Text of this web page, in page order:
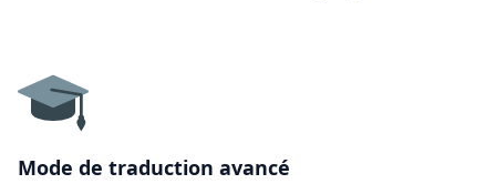
Mode de traduction avancé